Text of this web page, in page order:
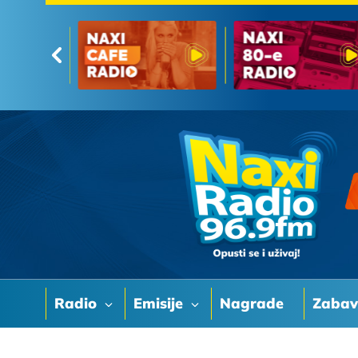
Radio Emisije Nagrade